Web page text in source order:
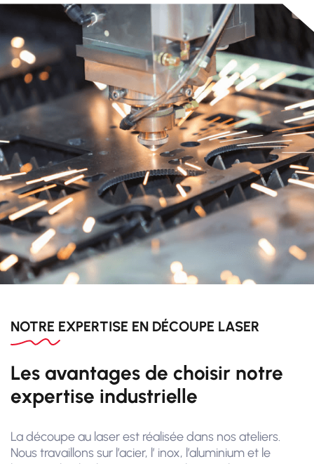
NOTRE EXPERTISE EN DÉCOUPE LASER
Les avantages de choisir notre
expertise industrielle
La découpe au laser est réalisée dans nos ateliers.
Nous travaillons sur l’acier, l’ inox, l’aluminium et le